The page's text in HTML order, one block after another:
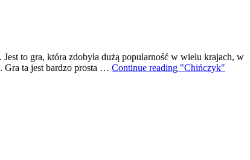
to gra, która zdobyła dużą popularność w wielu krajach, w
Gra ta jest bardzo prosta … Continue reading "Chińczyk"